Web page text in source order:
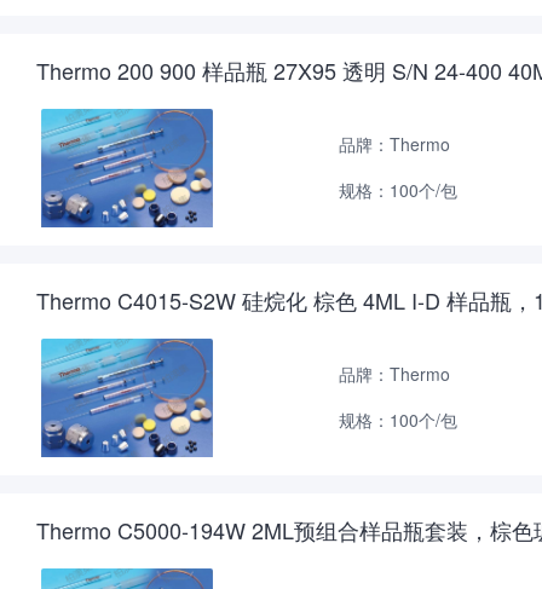
Thermo 200 900 样品瓶 27X95 透明 S/N 24-400
品牌：Thermo
规格：100个/包
Thermo C4015-S2W 硅烷化 棕色 4ML I-D 样品瓶
品牌：Thermo
规格：100个/包
Thermo C5000-194W 2ML预组合样品瓶套装，棕